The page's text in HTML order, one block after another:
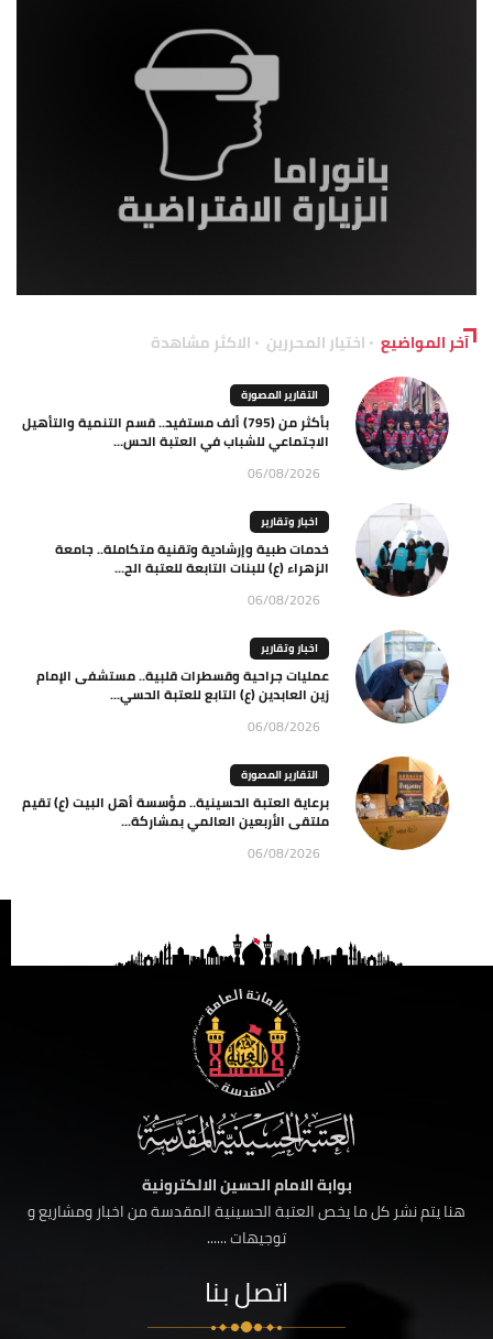
آخر المواضيع اختيار المحررين الاكثر مشاهدة
التقارير المصورة
بأكثر من (795) ألف مستفيد.. قسم التنمية والتأهيل
الاجتماعي للشباب في العتبة الحس...
06/08/2026
اخبار وتقارير
خدمات طبية وإرشادية وتقنية متكاملة.. جامعة
الزهراء (ع) للبنات التابعة للعتبة الح...
06/08/2026
اخبار وتقارير
عمليات جراحية وقسطرات قلبية.. مستشفى الإمام
زين العابدين (ع) التابع للعتبة الحسي...
06/08/2026
التقارير المصورة
برعاية العتبة الحسينية.. مؤسسة أهل البيت (ع) تقيم
ملتقى الأربعين العالمي بمشاركة...
06/08/2026
بوابة الامام الحسين الالكترونية
هنا يتم نشر كل ما يخص العتبة الحسينية المقدسة من اخبار ومشاريع و
توجيهات ......
اتصل بنا